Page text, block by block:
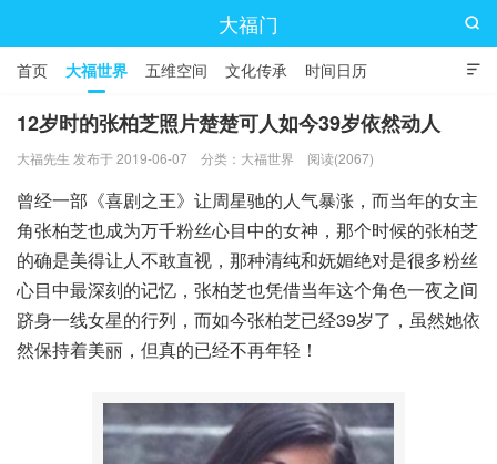
大福门

首页 大福世界 五维空间 文化传承 时间日历

12岁时的张柏芝照片楚楚可人如今39岁依然动人
大福先生 发布于 2019-06-07 分类： 大福世界 阅读(2067)
曾经一部《喜剧之王》让周星驰的人气暴涨，而当年的女主
角张柏芝也成为万千粉丝心目中的女神，那个时候的张柏芝
的确是美得让人不敢直视，那种清纯和妩媚绝对是很多粉丝
心目中最深刻的记忆，张柏芝也凭借当年这个角色一夜之间
跻身一线女星的行列，而如今张柏芝已经39岁了，虽然她依
然保持着美丽，但真的已经不再年轻！